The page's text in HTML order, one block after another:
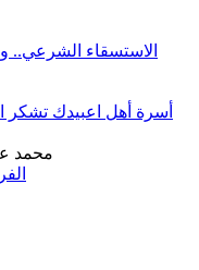
الاستسقاء الشرعي..
أسرة أهل اعبيدك تشكر